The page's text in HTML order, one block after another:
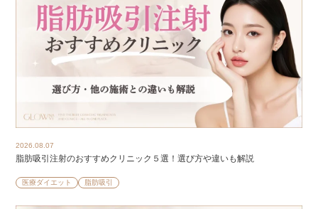
2026.08.07
脂肪吸引注射のおすすめクリニック５選！選び方や違いも解説
医療ダイエット 脂肪吸引